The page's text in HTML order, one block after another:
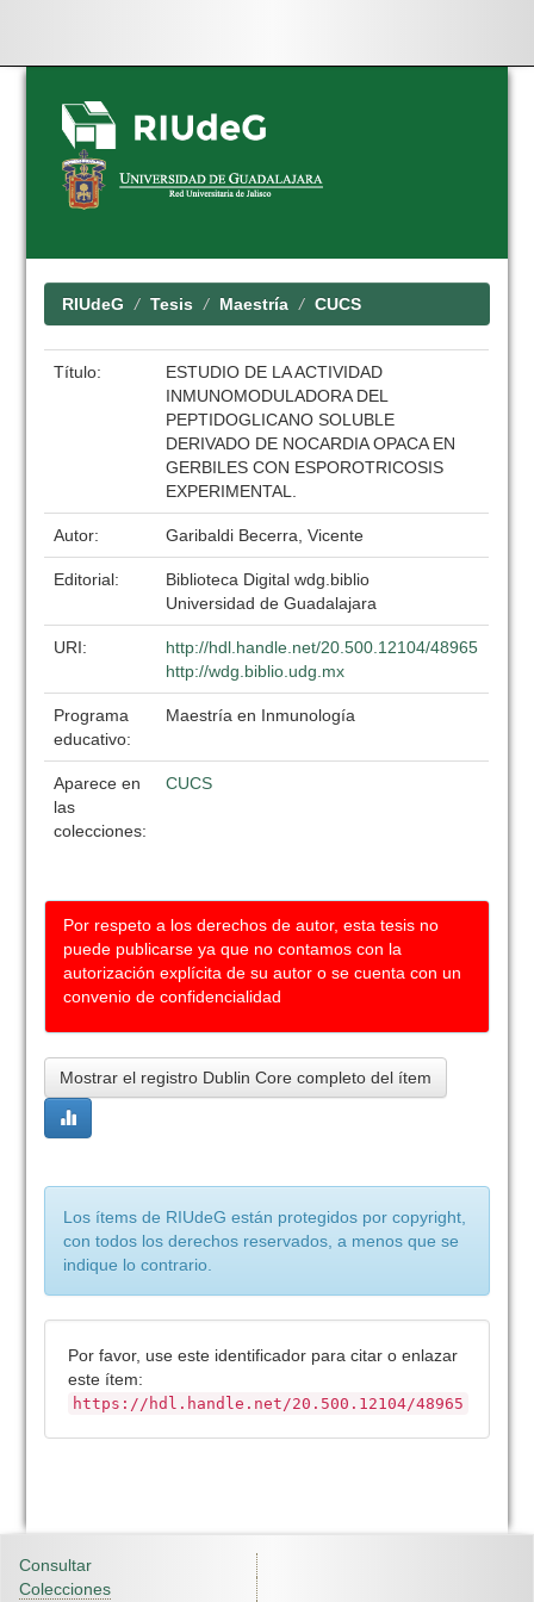
Skip
navigation
RIUdeG Tesis Maestría CUCS
Título:
ESTUDIO DE LA ACTIVIDAD
INMUNOMODULADORA DEL
PEPTIDOGLICANO SOLUBLE
DERIVADO DE NOCARDIA OPACA EN
GERBILES CON ESPOROTRICOSIS
EXPERIMENTAL.
Autor: Garibaldi Becerra, Vicente
Editorial:
Biblioteca Digital wdg.biblio
Universidad de Guadalajara
URI:
http://hdl.handle.net/20.500.12104/48965
http://wdg.biblio.udg.mx
Programa
educativo:
Maestría en Inmunología
Aparece en
las
colecciones:
CUCS
Por respeto a los derechos de autor, esta tesis no
puede publicarse ya que no contamos con la
autorización explícita de su autor o se cuenta con un
convenio de confidencialidad
Mostrar el registro Dublin Core completo del ítem
Los ítems de RIUdeG están protegidos por copyright,
con todos los derechos reservados, a menos que se
indique lo contrario.
Por favor, use este identificador para citar o enlazar
este ítem:
https://hdl.handle.net/20.500.12104/48965
Consultar
Colecciones